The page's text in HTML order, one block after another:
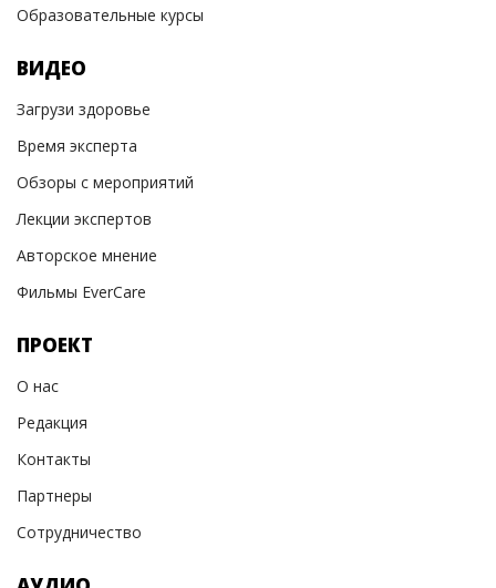
Образовательные курсы
ВИДЕО
Загрузи здоровье
Время эксперта
Обзоры с мероприятий
Лекции экспертов
Авторское мнение
Фильмы EverCare
ПРОЕКТ
О нас
Редакция
Контакты
Партнеры
Сотрудничество